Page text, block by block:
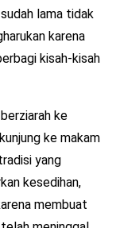
lama tidak
karena
kisah-kisah
ke
ke makam
yang
kesedihan,
membuat